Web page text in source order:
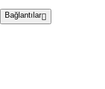
Bağlantılar